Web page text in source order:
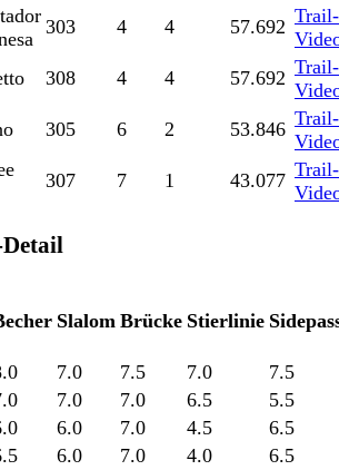
303 4 4 57.692 Trail-
308 4 4 57.692 Trail-
305 6 2 53.846 Trail-
307 7 1 43.077 Trail-
Slalom Brücke Stierlinie
7.0 7.5 7.0
7.5
7.0 7.0 6.5
5.5
6.0 7.0 4.5
6.5
6.0 7.0 4.0
6.5